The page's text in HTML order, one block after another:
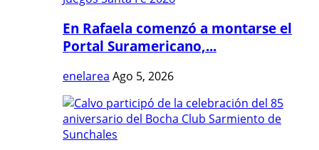
En Rafaela comenzó a montarse el
Portal Suramericano,...
enelarea Ago 5, 2026